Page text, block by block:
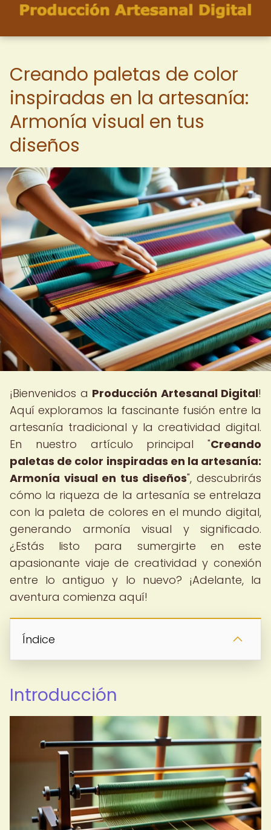
Creando paletas de color
inspiradas en la artesanía:
Armonía visual en tus
diseños
¡Bienvenidos a Producción Artesanal Digital!
Aquí exploramos la fascinante fusión entre la
artesanía tradicional y la creatividad digital.
En nuestro artículo principal "Creando
paletas de color inspiradas en la artesanía:
Armonía visual en tus diseños", descubrirás
cómo la riqueza de la artesanía se entrelaza
con la paleta de colores en el mundo digital,
generando armonía visual y significado.
¿Estás listo para sumergirte en este
apasionante viaje de creatividad y conexión
entre lo antiguo y lo nuevo? ¡Adelante, la
aventura comienza aquí!
Índice
Introducción